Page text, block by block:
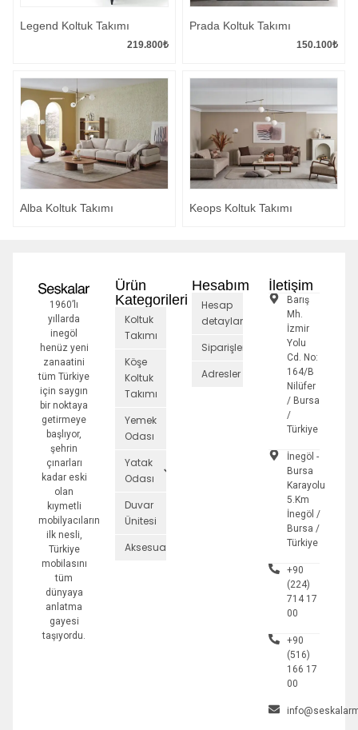
Legend Koltuk Takımı
219.800₺
Prada Koltuk Takımı
150.100₺
Alba Koltuk Takımı Keops Koltuk Takımı
1960’lı
yıllarda
inegöl
henüz yeni
zanaatini
tüm Türkiye
için saygın
bir noktaya
getirmeye
başlıyor,
şehrin
çınarları
kadar eski
olan
kıymetli
mobilyacıların
ilk nesli,
Türkiye
mobilasını
tüm
dünyaya
anlatma
gayesi
taşıyordu.
Ürün
Kategorileri
Koltuk
Takımı
Köşe
Koltuk
Takımı
Yemek
Odası
Yatak
Odası
Duvar
Ünitesi
Aksesuarlar
Hesabım
Hesap
detayları
Siparişler
Adresler
İletişim
Barış
Mh.
İzmir
Yolu
Cd. No:
164/B
Nilüfer
/ Bursa
/
Türkiye
İnegöl -
Bursa
Karayolu
5.Km
İnegöl /
Bursa /
Türkiye
+90
(224)
714 17
00
+90
(516)
166 17
00